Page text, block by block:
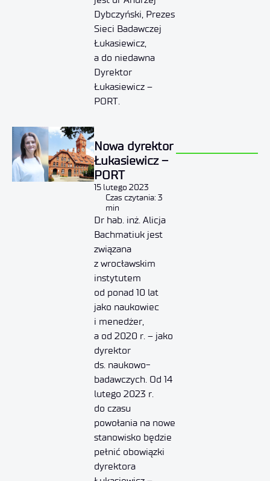
Dybczyński, Prezes
Sieci Badawczej
Łukasiewicz,
a do niedawna
Dyrektor
Łukasiewicz –
PORT.
Nowa dyrektor
Łukasiewicz –
PORT
15 lutego 2023
Czas czytania: 3
min
Dr hab. inż. Alicja
Bachmatiuk jest
związana
z wrocławskim
instytutem
od ponad 10 lat
jako naukowiec
i menedżer,
a od 2020 r. – jako
dyrektor
ds. naukowo-
badawczych. Od 14
lutego 2023 r.
do czasu
powołania na nowe
stanowisko będzie
pełnić obowiązki
dyrektora